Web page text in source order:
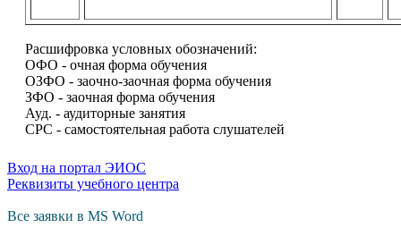
Расшифровка условных обозначений:
ОФО - очная форма обучения
ОЗФО - заочно-заочная форма обучения
ЗФО - заочная форма обучения
Ауд. - аудиторные занятия
СРС - самостоятельная работа слушателей
Вход на портал ЭИОС
Реквизиты учебного центра
Все заявки в MS Word